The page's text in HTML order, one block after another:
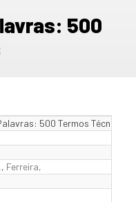
500
500 Termos Técnicos
, Ferreira,